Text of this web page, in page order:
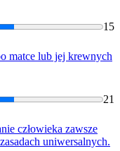
15
matce lub jej krewnych
21
człowieka zawsze
uniwersalnych.